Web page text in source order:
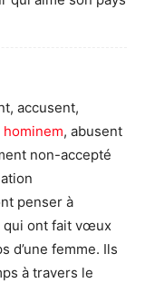
accusent,
hominem, abusent
non-accepté
penser à
qui ont fait vœux
d’une femme. Ils
à travers le